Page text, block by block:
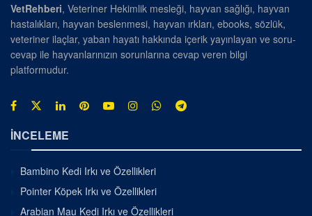
VetRehberi, Veteriner Hekimlik mesleği, hayvan sağlığı, hayvan
hastalıkları, hayvan beslenmesi, hayvan ırkları, ebooks, sözlük,
veteriner ilaçlar, yaban hayatı hakkında içerik yayınlayan ve soru-
cevap ile hayvanlarınızın sorunlarına cevap veren bilgi
platformudur.
İNCELEME
Bambino Kedi Irkı ve Özellikleri
Pointer Köpek Irkı ve Özellikleri
Arabian Mau Kedi Irkı ve Özellikleri